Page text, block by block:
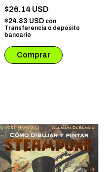
PERSONAJES
$26.14 USD
$24.83 USD con
Transferencia o depósito
bancario